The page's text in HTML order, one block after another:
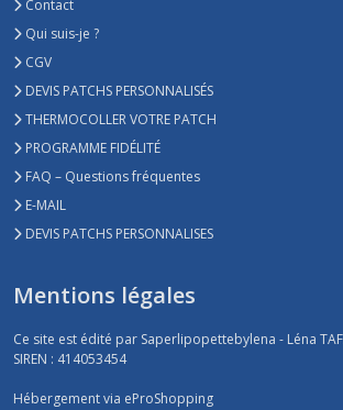
Contact
Qui suis-je ?
CGV
DEVIS PATCHS PERSONNALISÉS
THERMOCOLLER VOTRE PATCH
PROGRAMME FIDÉLITÉ
FAQ – Questions fréquentes
E-MAIL
DEVIS PATCHS PERSONNALISES
Mentions légales
Ce site est édité par Saperlipopettebylena - Léna
SIREN : 414053454
Hébergement via eProShopping